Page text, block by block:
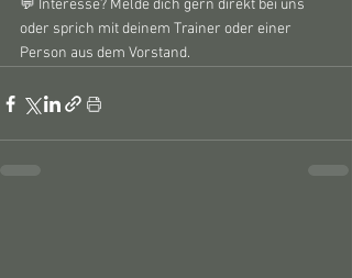
💬 Interesse? Melde dich gern direkt bei uns
oder sprich mit deinem Trainer oder einer
Person aus dem Vorstand.